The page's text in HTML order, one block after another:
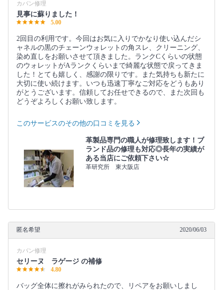
カバン修理
見事に蘇りました！
5.00
2回目の利用です。今回はお気に入りでかなり使い込んだシ
ャネルの黒のチェーンウォレットの角スレ、クリーニング、
染め直しをお願いさせて頂きました。ランクCくらいの状態
のウォレットがAランクくらいまで綺麗な状態で戻ってきま
した！とても嬉しく、感謝の限りです。また気持ちも新たに
大切に使い続けます。いつも迅速丁寧なご対応をどうもあり
がとうございます。信頼してお任せできるので、また次回も
どうぞよろしくお願い致します。
このサービスのその他の口コミを見る
革製品専門の職人が修理致します！ブ
ランド品の修理も対応◎長年の実績が
ある当店にご依頼下さい☆
革研究所 東大阪店
匿名希望 2020/06/03
カバン修理
セリーヌ ラゲージ の補修
4.80
バッグ全体に擦れがみられたので、リペアをお願いしまし